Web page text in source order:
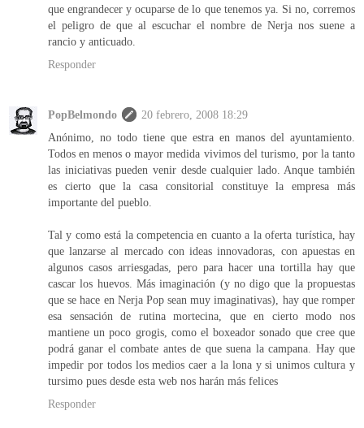
que engrandecer y ocuparse de lo que tenemos ya. Si no, corremos
el peligro de que al escuchar el nombre de Nerja nos suene a
rancio y anticuado.
Responder
PopBelmondo
20 febrero, 2008 18:29
Anónimo, no todo tiene que estra en manos del ayuntamiento.
Todos en menos o mayor medida vivimos del turismo, por la tanto
las iniciativas pueden venir desde cualquier lado. Anque también
es cierto que la casa consitorial constituye la empresa más
importante del pueblo.
Tal y como está la competencia en cuanto a la oferta turística, hay
que lanzarse al mercado con ideas innovadoras, con apuestas en
algunos casos arriesgadas, pero para hacer una tortilla hay que
cascar los huevos. Más imaginación (y no digo que la propuestas
que se hace en Nerja Pop sean muy imaginativas), hay que romper
esa sensación de rutina mortecina, que en cierto modo nos
mantiene un poco grogis, como el boxeador sonado que cree que
podrá ganar el combate antes de que suena la campana. Hay que
impedir por todos los medios caer a la lona y si unimos cultura y
tursimo pues desde esta web nos harán más felices
Responder